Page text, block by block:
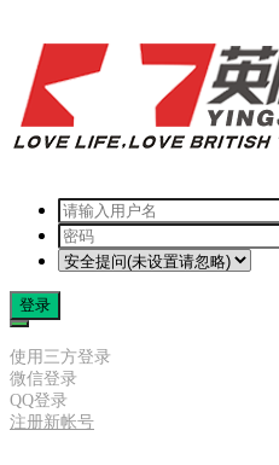
登录
使用三方登录
微信登录
QQ登录
注册新帐号